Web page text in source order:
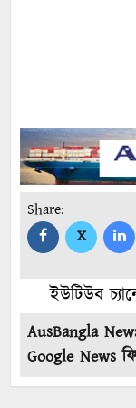
Share:
X
ইউটিউব
AusBangla
Google News